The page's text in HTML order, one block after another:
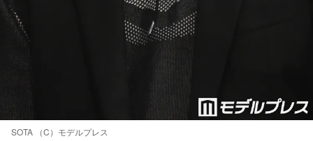
SOTA （C）モデルプレス